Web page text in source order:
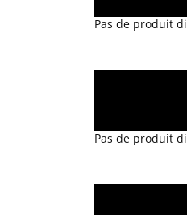
Pas de produit
Pas de produit